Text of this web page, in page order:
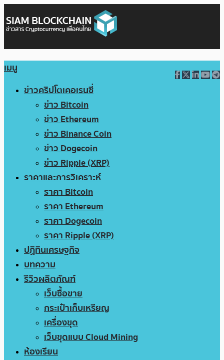
เมนู
ข่าวคริปโตเคอเรนซี่
ข่าว Bitcoin
ข่าว Ethereum
ข่าว Binance Coin
ข่าว Dogecoin
ข่าว Ripple (XRP)
ราคาและการวิเคราะห์
ราคา Bitcoin
ราคา Ethereum
ราคา Dogecoin
ราคา Ripple (XRP)
ปฏิทินเศรษฐกิจ
บทความ
รีวิวผลิตภัณฑ์
เว็บซื้อขาย
กระเป๋าเก็บเหรียญ
เครื่องขุด
เว็บขุดแบบ Cloud Mining
ห้องเรียน